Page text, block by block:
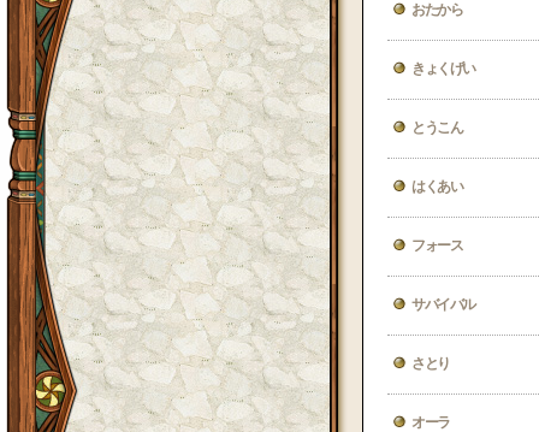
おたから
きょくげい
とうこん
はくあい
フォース
サバイバル
さとり
オーラ